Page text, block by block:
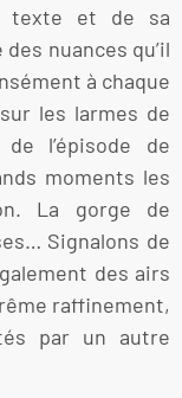
texte et de sa
nuances qu’il
à chaque
les larmes de
l’épisode de
moments les
La gorge de
Signalons de
des airs
raffinement,
par un autre